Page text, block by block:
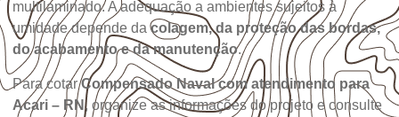
multilaminado. A adequação a ambientes sujeitos à
umidade depende dacolagem, da proteção das bordas,
do acabamento e da manutenção.
Para cotarCompensado Naval com atendimento para
Acari – RN, organize as informações do projeto e consulte